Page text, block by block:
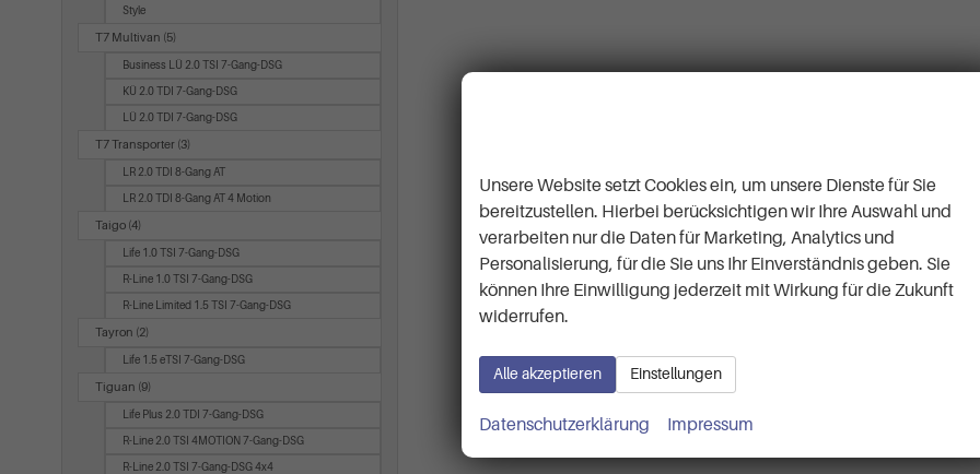
Style
T7 Multivan (5)
Business LÜ 2.0 TSI 7-Gang-DSG
KÜ 2.0 TDI 7-Gang-DSG
LÜ 2.0 TDI 7-Gang-DSG
T7 Transporter (3)
LR 2.0 TDI 8-Gang AT
LR 2.0 TDI 8-Gang AT 4 Motion
Taigo (4)
Life 1.0 TSI 7-Gang-DSG
R-Line 1.0 TSI 7-Gang-DSG
R-Line Limited 1.5 TSI 7-Gang-DSG
Tayron (2)
Life 1.5 eTSI 7-Gang-DSG
Tiguan (9)
Life Plus 2.0 TDI 7-Gang-DSG
R-Line 2.0 TSI 4MOTION 7-Gang-DSG
R-Line 2.0 TSI 7-Gang-DSG 4x4
Unsere Website setzt Cookies ein, um unsere Dienste für Sie
bereitzustellen. Hierbei berücksichtigen wir Ihre Auswahl und
verarbeiten nur die Daten für Marketing, Analytics und
Personalisierung, für die Sie uns Ihr Einverständnis geben. Sie
können Ihre Einwilligung jederzeit mit Wirkung für die Zukunft
widerrufen.
Alle akzeptieren Einstellungen
Datenschutzerklärung Impressum